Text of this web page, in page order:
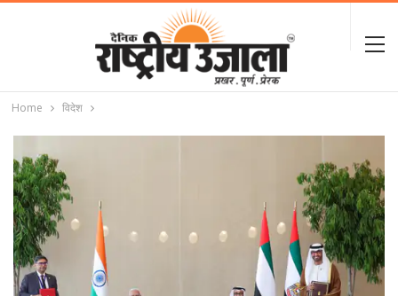
Home विदेश